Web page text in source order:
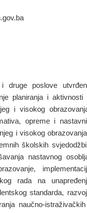
druge poslove
planiranja i aktivnosti
i visokog
opreme i
i visokog
školskih
nastavnog
rada na
standarda,
naučno-